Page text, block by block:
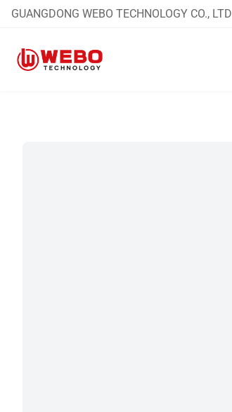
GUANGDONG WEBO TECHNOLOGY CO., LTD